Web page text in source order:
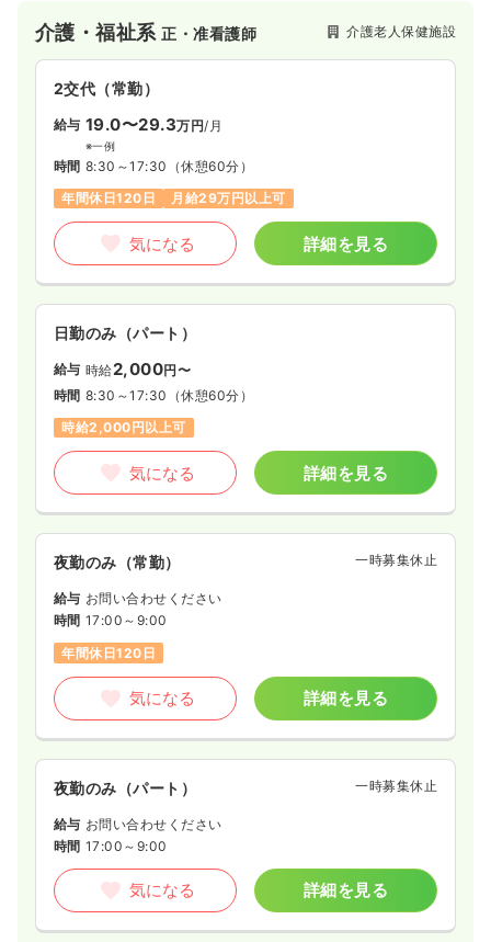
介護・福祉系正・准看護師 介護老人保健施設
2交代（常勤）
給与 19.0〜29.3万円/月
※一例
時間 8:30～17:30 （休憩60分）
年間休日120日
月給29万円以上可
気になる 詳細を見る
日勤のみ（パート）
給与 時給2,000円〜
時間 8:30～17:30 （休憩60分）
時給2,000円以上可
気になる 詳細を見る
夜勤のみ（常勤） 一時募集休止
給与 お問い合わせください
時間 17:00～9:00
年間休日120日
気になる 詳細を見る
夜勤のみ（パート） 一時募集休止
給与 お問い合わせください
時間 17:00～9:00
気になる 詳細を見る